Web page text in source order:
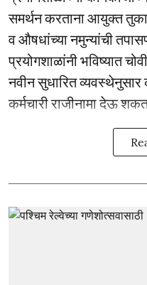
समर्थन करताना आयुक्त
व औषधांच्या नमुन्यांची
प्रयोगशाळांनी भविष्यात
नवीन सुधारित
कर्मचारी राजीनामा देऊ